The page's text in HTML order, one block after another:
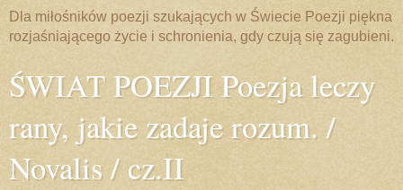
Dla miłośników poezji szukających w Świecie Poezji piękna
rozjaśniającego życie i schronienia, gdy czują się zagubieni.
ŚWIAT POEZJI Poezja leczy
rany, jakie zadaje rozum. /
Novalis / cz.II